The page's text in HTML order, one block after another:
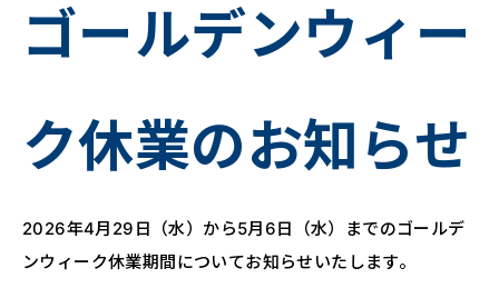
ゴールデンウィー
ク休業のお知らせ
2026年4月29日（水）から5月6日（水）までのゴールデ
ンウィーク休業期間についてお知らせいたします。